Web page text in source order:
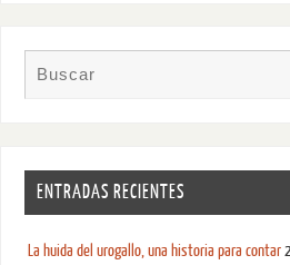
ENTRADAS RECIENTES
La huida del urogallo, una historia para contar